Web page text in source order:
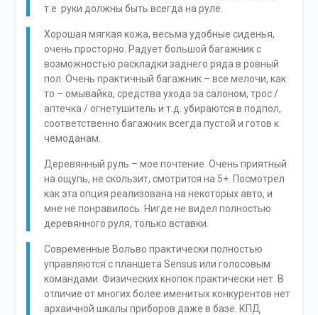
т.е .руки должны быть всегда на руле.
Хорошая мягкая кожа, весьма удобные сиденья,
очень просторно. Радует большой багажник с
возможностью раскладки заднего ряда в ровный
пол. Очень практичный багажник – все мелочи, как
то – омывайка, средства ухода за салоном, трос /
аптечка / огнетушитель и т.д. убираются в подпол,
соответственно багажник всегда пустой и готов к
чемоданам.
Деревянный руль – мое почтение. Очень приятный
на ощупь, не скользит, смотрится на 5+. Посмотрел
как эта опция реализована на некоторых авто, и
мне не понравилось. Нигде не видел полностью
деревянного руля, только вставки.
Современные Вольво практически полностью
управляются с планшета Sensus или голосовым
командами. Физических кнопок практически нет. В
отличие от многих более именитых конкурентов нет
архаичной шкалы приборов даже в базе. КПД